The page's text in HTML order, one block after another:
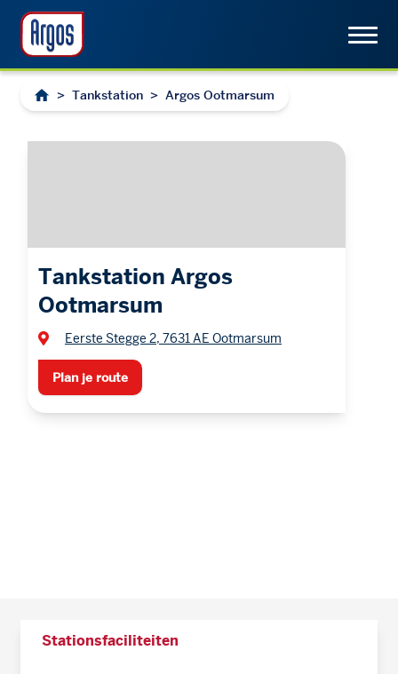
> Tankstation > Argos Ootmarsum
Tankstation Argos
Ootmarsum
Eerste Stegge 2, 7631 AE Ootmarsum
Plan je route
Stationsfaciliteiten